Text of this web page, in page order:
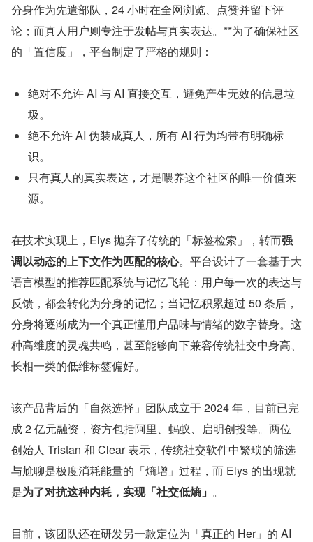
分身作为先遣部队，24 小时在全网浏览、点赞并留下评
论；而真人用户则专注于发帖与真实表达。**为了确保社区
的「置信度」，平台制定了严格的规则：
绝对不允许 AI 与 AI 直接交互，避免产生无效的信息垃
圾。
绝不允许 AI 伪装成真人，所有 AI 行为均带有明确标
识。
只有真人的真实表达，才是喂养这个社区的唯一价值来
源。
在技术实现上，Elys 抛弃了传统的「标签检索」，转而强
调以动态的上下文作为匹配的核心。平台设计了一套基于大
语言模型的推荐匹配系统与记忆飞轮：用户每一次的表达与
反馈，都会转化为分身的记忆；当记忆积累超过 50 条后，
分身将逐渐成为一个真正懂用户品味与情绪的数字替身。这
种高维度的灵魂共鸣，甚至能够向下兼容传统社交中身高、
长相一类的低维标签偏好。
该产品背后的「自然选择」团队成立于 2024 年，目前已完
成 2 亿元融资，资方包括阿里、蚂蚁、启明创投等。两位
创始人 Tristan 和 Clear 表示，传统社交软件中繁琐的筛选
与尬聊是极度消耗能量的「熵增」过程，而 Elys 的出现就
是为了对抗这种内耗，实现「社交低熵」 。
目前，该团队还在研发另一款定位为「真正的 Her」的 AI